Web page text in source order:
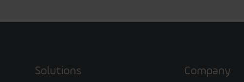
Solutions Company